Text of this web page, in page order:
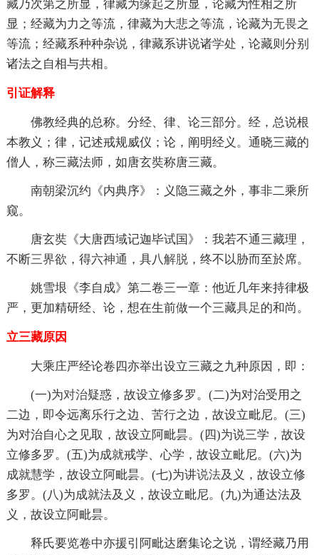
藏乃次第之所显，律藏为缘起之所显，论藏为性相之所
显；经藏为力之等流，律藏为大悲之等流，论藏为无畏之
等流；经藏系种种杂说，律藏系讲说诸学处 ，论藏则分别
诸法之自相与共相。
引证解释
佛教经典的总称。分经、律、论三部分。经，总说根
本教义；律，记述戒规威仪；论，阐明经义。通晓三藏的
僧人，称三藏法师，如唐玄奘称唐三藏。
南朝梁沉约《内典序》：义隐三藏之外，事非二乘所
窥。
唐玄奘《大唐西域记迦毕试国》：我若不通三藏理，
不断三界欲，得六神通 ，具八解脱，终不以胁而至於席。
姚雪垠《李自成》第二卷三一章：他近几年来持律极
严，更加精研经、论，想在生前做一个三藏具足的和尚。
立三藏原因
大乘庄严经论卷四亦举出设立三藏之九种原因，即：
(一)为对治疑惑，故设立修多罗。(二)为对治受用之
二边，即令远离乐行之边、 苦行之边，故设立毗尼。(三)
为对治自心之见取，故设立阿毗昙。(四)为说三学，故设
立修多罗。(五)为成就戒学、心学，故设立毗尼。(六)为
成就慧学，故设立阿毗昙。(七)为讲说法及义，故设立修
多罗。(八)为成就法及义，故设立毗尼。(九)为通达法及
义，故设立阿毗昙。
释氏要览卷中亦援引阿毗达磨集论之说，谓经藏乃用